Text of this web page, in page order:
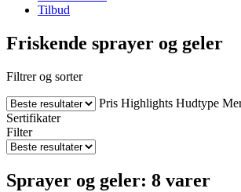
Tilbud
Friskende sprayer og geler
Filtrer og sorter
Pris Highlights Hudtype
Sertifikater
Filter
Sprayer og geler: 8 varer